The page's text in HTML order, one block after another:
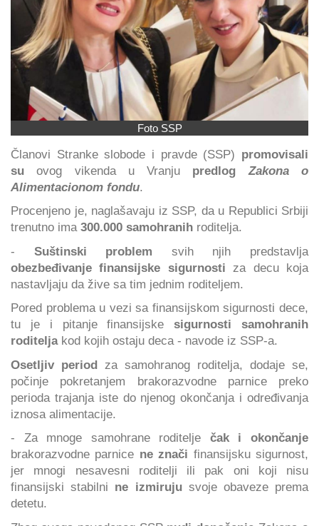
Foto SSP
Članovi Stranke slobode i pravde (SSP) promovisali
su ovog vikenda u Vranju predlog Zakona o
Alimentacionom fondu.
Procenjeno je, naglašavaju iz SSP, da u Republici Srbiji
trenutno ima 300.000 samohranih roditelja.
- Suštinski problem svih njih predstavlja
obezbeđivanje finansijske sigurnosti za decu koja
nastavljaju da žive sa tim jednim roditeljem.
Pored problema u vezi sa finansijskom sigurnosti dece,
tu je i pitanje finansijskesigurnosti samohranih
roditeljakod kojih ostaju deca - navode iz SSP-a.
Osetljiv period za samohranog roditelja, dodaje se,
počinje pokretanjem brakorazvodne parnice preko
perioda trajanja iste do njenog okončanja i određivanja
iznosa alimentacije.
- Za mnoge samohrane roditelje čak i okončanje
brakorazvodne parnice ne znači finansijsku sigurnost,
jer mnogi nesavesni roditelji ili pak oni koji nisu
finansijski stabilni ne izmirujusvoje obaveze prema
detetu.